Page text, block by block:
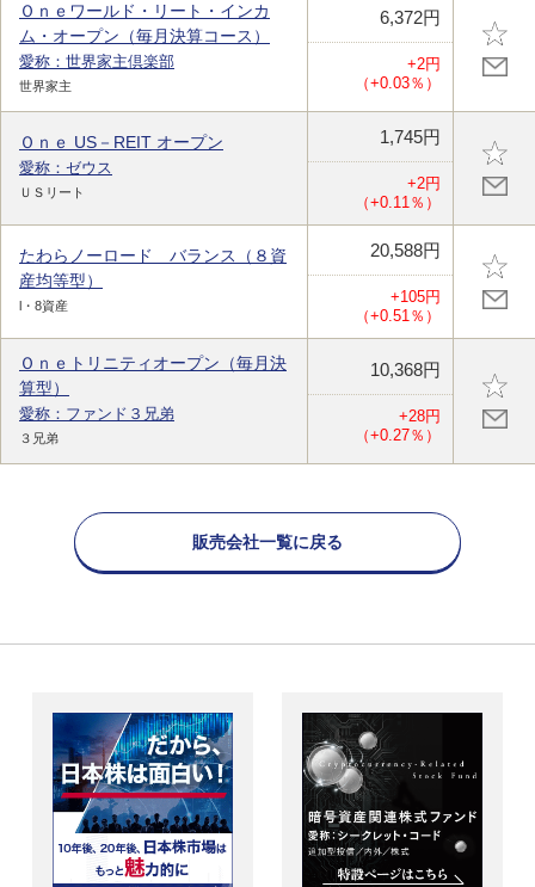
Ｏｎｅワールド・リート・インカ
ム・オープン（毎月決算コース）
愛称：世界家主倶楽部
世界家主
6,372円
+2円
（+0.03％）
Ｏｎｅ US－REIT オープン
愛称：ゼウス
ＵＳリート
1,745円
+2円
（+0.11％）
たわらノーロード バランス（８資
産均等型）
l・8資産
20,588円
+105円
（+0.51％）
Ｏｎｅトリニティオープン（毎月決
算型）
愛称：ファンド３兄弟
３兄弟
10,368円
+28円
（+0.27％）
販売会社一覧に戻る